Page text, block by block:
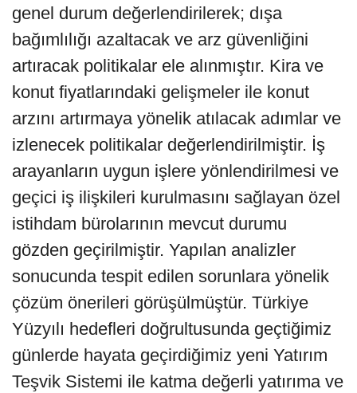
genel durum değerlendirilerek; dışa
bağımlılığı azaltacak ve arz güvenliğini
artıracak politikalar ele alınmıştır. Kira ve
konut fiyatlarındaki gelişmeler ile konut
arzını artırmaya yönelik atılacak adımlar ve
izlenecek politikalar değerlendirilmiştir. İş
arayanların uygun işlere yönlendirilmesi ve
geçici iş ilişkileri kurulmasını sağlayan özel
istihdam bürolarının mevcut durumu
gözden geçirilmiştir. Yapılan analizler
sonucunda tespit edilen sorunlara yönelik
çözüm önerileri görüşülmüştür. Türkiye
Yüzyılı hedefleri doğrultusunda geçtiğimiz
günlerde hayata geçirdiğimiz yeni Yatırım
Teşvik Sistemi ile katma değerli yatırıma ve